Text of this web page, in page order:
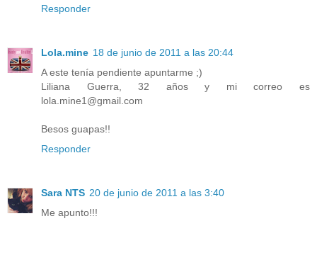
Responder
Lola.mine 18 de junio de 2011 a las 20:44
A este tenía pendiente apuntarme ;)
Liliana Guerra, 32 años y mi correo es
lola.mine1@gmail.com
Besos guapas!!
Responder
Sara NTS 20 de junio de 2011 a las 3:40
Me apunto!!!